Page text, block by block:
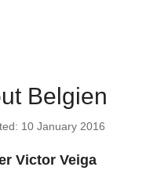
Belgien
10 January 2016
Victor Veiga